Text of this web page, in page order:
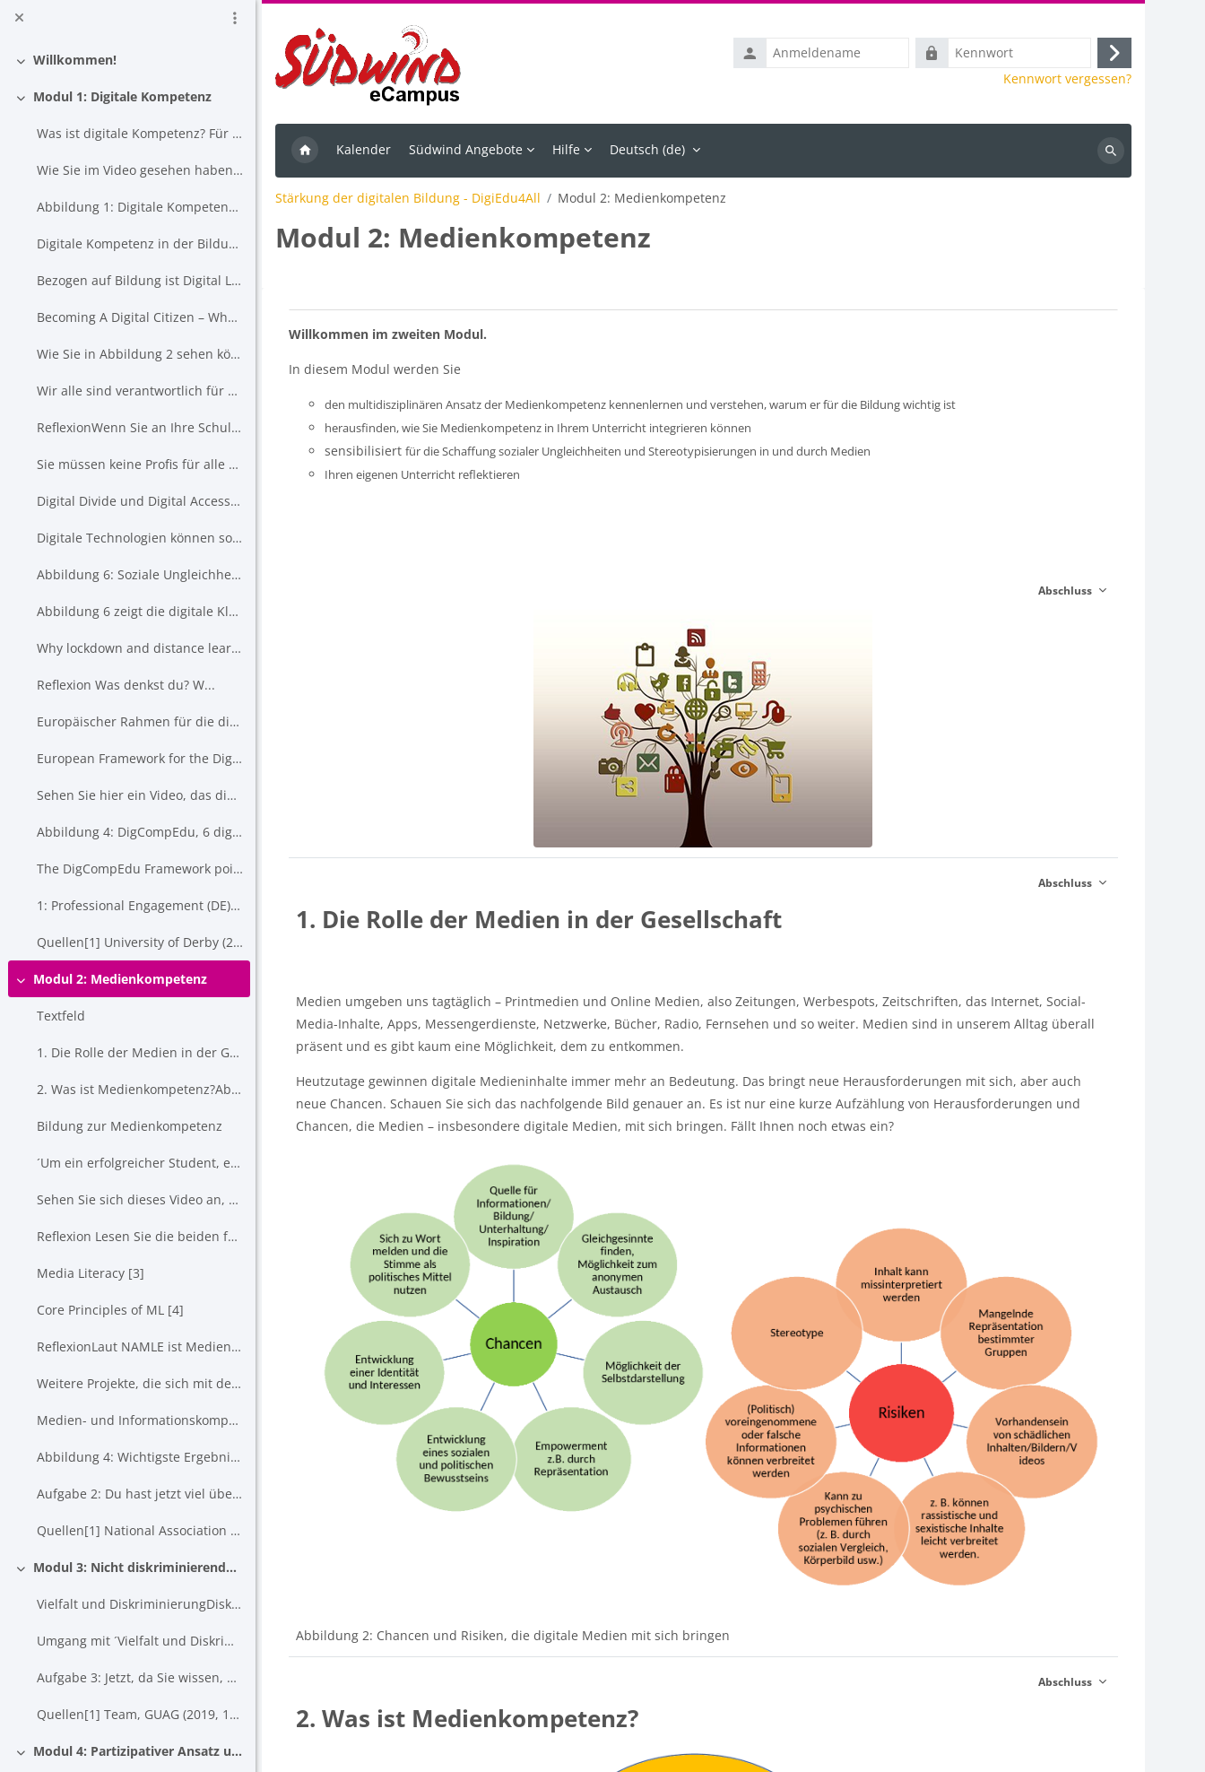
Einklappen
Willkommen!
Einklappen
Modul 1: Digitale Kompetenz
Was ist digitale Kompetenz? Für eine erste Einführung ...
Wie Sie im Video gesehen haben, beschreibt Digital Literacy ...
Abbildung 1: Digitale Kompetenz. BBC [2], The Edvocate ...
Digitale Kompetenz in der Bildung
Bezogen auf Bildung ist Digital Literacy extrem...
Becoming A Digital Citizen – What Does That Mean? ...
Wie Sie in Abbildung 2 sehen können, gibt es verschiedene Aspekte ...
Wir alle sind verantwortlich für die Art und Weise...
ReflexionWenn Sie an Ihre Schule / Ihre Klasse / I...
Sie müssen keine Profis für alle Themen sein. Es k...
Digital Divide und Digital Accessibility „Der Begr...
Digitale Technologien können soziale Ungleichheit verstärken...
Abbildung 6: Soziale Ungleichheitsprozesse während der Schulzeit
Abbildung 6 zeigt die digitale Kluft im Kontext d...
Why lockdown and distance learning during the COVID-19 pandemic are likely to increase the social class achievement gap [12]
Reflexion Was denkst du? W...
Europäischer Rahmen für die digitale Kompetenz von E...
European Framework for the Digital Competence of Educators - DigCompEdu
Sehen Sie hier ein Video, das die Digital...
Abbildung 4: DigCompEdu, 6 digitale Kompetenzbereiche...
The DigCompEdu Framework pointed out six differe...
1: Professional Engagement (DE) 2: Digital Resourc...
Quellen[1] University of Derby (2014): Digital l...
Einklappen
Modul 2: Medienkompetenz
Textfeld
1. Die Rolle der Medien in der GesellschaftMedien umgeben uns ...
2. Was ist Medienkompetenz? Abbildung 3: Definition ...
Bildung zur Medienkompetenz
´Um ein erfolgreicher Student, ein verantwortungsvoller Bürger zu werden ...
Sehen Sie sich dieses Video an, um zu sehen, wie andere Lehrer ...
Reflexion Lesen Sie die beiden folgenden Dokumente, um sie aufzufrischen...
Media Literacy [3]
Core Principles of ML [4]
ReflexionLaut NAMLE ist Medienkompetenz verrückt...
Weitere Projekte, die sich mit dem Umgang mit Medien beschäftigen:Nemo T...
Medien- und Informationskompetenz (MIL) Für eine bessere ...
Abbildung 4: Wichtigste Ergebnisse/Elemente von Medien und Informa...
Aufgabe 2: Du hast jetzt viel über digitale und ...
Quellen[1] National Association for Media Literacy...
Einklappen
Modul 3: Nicht diskriminierender Ansatz
Vielfalt und DiskriminierungDiskriminierung in der Schule
Umgang mit ´Vielfalt und Diskriminierung´ in K...
Aufgabe 3: Jetzt, da Sie wissen, wie wichtig Repräsentant...
Quellen[1] Team, GUAG (2019, 18. März). Warum...
Einklappen
Modul 4: Partizipativer Ansatz und Förderung durch Global Citizenship Education
Anmeldename
Kennwort
Anmelden
Kennwort vergessen?
Kalender Südwind Angebote Hilfe Deutsch ‎(de)‎
Kurse
suchen
Stärkung der digitalen Bildung - DigiEdu4All Modul 2: Medienkompetenz
Modul 2: Medienkompetenz
Blöcke
Abschnittsübersicht
Willkommen im zweiten Modul.
In diesem Modul werden Sie
den multidisziplinären Ansatz der Medienkompetenz kennenlernen und verstehen, warum er für die Bildung wichtig ist
herausfinden, wie Sie Medienkompetenz in Ihrem Unterricht integrieren können
sensibilisiert für die Schaffung sozialer Ungleichheiten und Stereotypisierungen in und durch Medien
Ihren eigenen Unterricht reflektieren
Abschluss
Abschluss
1. Die Rolle der Medien in der Gesellschaft
Medien umgeben uns tagtäglich – Printmedien und Online Medien, also Zeitungen, Werbespots, Zeitschriften, das Internet, Social-
Media-Inhalte, Apps, Messengerdienste, Netzwerke, Bücher, Radio, Fernsehen und so weiter. Medien sind in unserem Alltag überall
präsent und es gibt kaum eine Möglichkeit, dem zu entkommen.
Heutzutage gewinnen digitale Medieninhalte immer mehr an Bedeutung. Das bringt neue Herausforderungen mit sich, aber auch
neue Chancen. Schauen Sie sich das nachfolgende Bild genauer an. Es ist nur eine kurze Aufzählung von Herausforderungen und
Chancen, die Medien – insbesondere digitale Medien, mit sich bringen. Fällt Ihnen noch etwas ein?
Abbildung 2: Chancen und Risiken, die digitale Medien mit sich bringen
Abschluss
2. Was ist Medienkompetenz?